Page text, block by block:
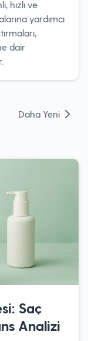
hızlı ve
yardımcı
dair
Daha Yeni
Saç
Analizi